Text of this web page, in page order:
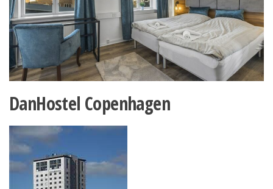
DanHostel Copenhagen